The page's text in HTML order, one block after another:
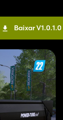
Baixar V1.0.1.0